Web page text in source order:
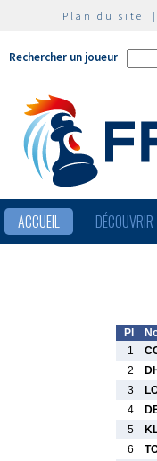
Plan du site
Rechercher un joueur
ACCUEIL DÉCOUVRIR
Pl
1
2
3
4
5
6